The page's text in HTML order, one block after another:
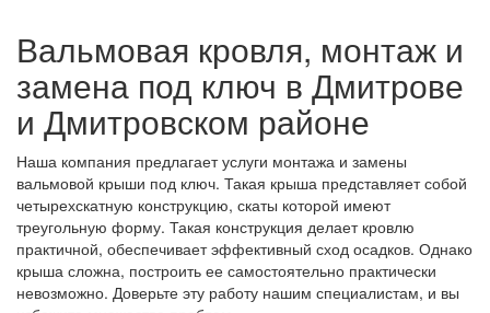
Вальмовая кровля, монтаж и
замена под ключ в Дмитрове
и Дмитровском районе
Наша компания предлагает услуги монтажа и замены
вальмовой крыши под ключ. Такая крыша представляет собой
четырехскатную конструкцию, скаты которой имеют
треугольную форму. Такая конструкция делает кровлю
практичной, обеспечивает эффективный сход осадков. Однако
крыша сложна, построить ее самостоятельно практически
невозможно. Доверьте эту работу нашим специалистам, и вы